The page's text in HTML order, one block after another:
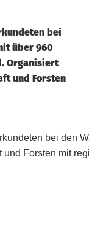
bei
über 960
Organisiert
und Forsten